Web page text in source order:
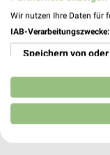
Wir nutzen Ihre Daten für
IAB-Verarbeitungszwecke:
Speichern von
Verwendung
Erstellung von